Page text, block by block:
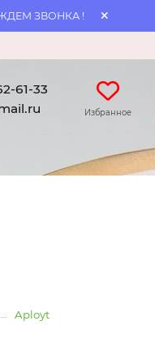
ЗВОНКА !
61-33
Избранное
Aployt